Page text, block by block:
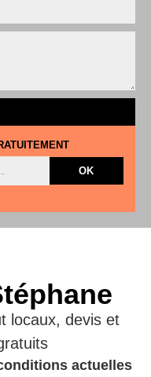
locaux, devis et
actuelles